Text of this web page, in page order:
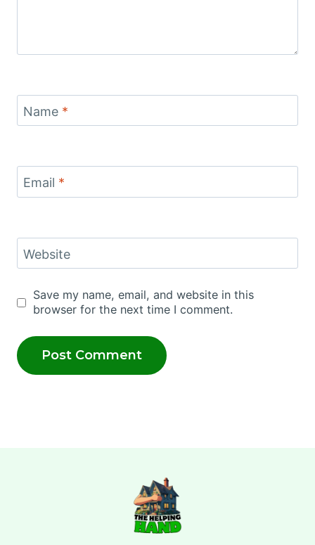
Name *
Email *
Website
Save my name, email, and website in this
browser for the next time I comment.